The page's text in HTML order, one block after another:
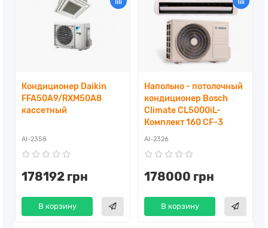
Кондиционер Daikin
FFA50A9/RXM50A8
кассетный
AI-2358
178192 грн
В корзину
Напольно - потолочный
кондиционер Bosch
Climate CL5000iL-
Комплект 160 CF-3
AI-2326
178000 грн
В корзину